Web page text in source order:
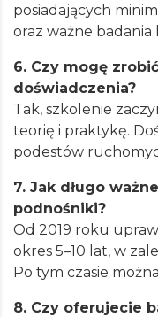
posiadających
oraz ważne
6. Czy mogę
doświadczenia?
Tak, szkolenie
teorię i praktykę.
podestów
7. Jak długo
podnośniki?
Od 2019 roku
okres 5–10 lat, w
Po tym czasie
8. Czy oferujecie